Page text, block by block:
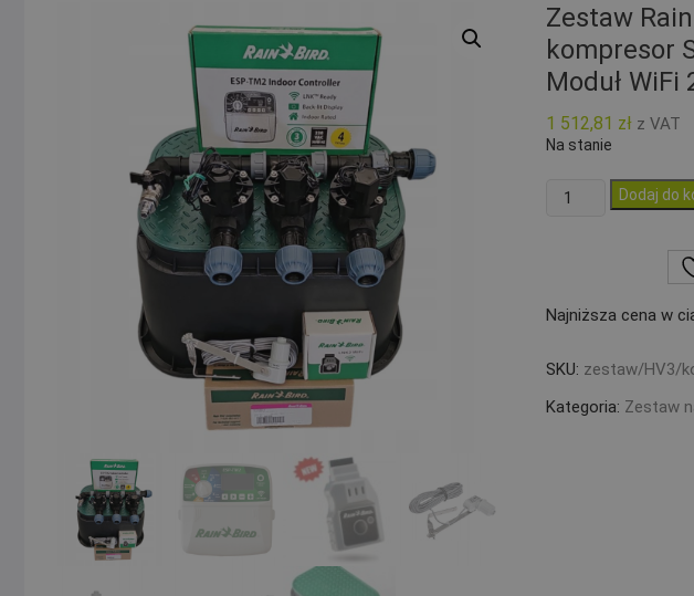
Zestaw
kompresor
Moduł WiFi
1 512,81 zł z VAT
Na stanie
ilość
3
kompresor
Sterownik
Dodaj do
Najniższa cena w
SKU: zestaw/HV3/
Kategoria: Zestaw